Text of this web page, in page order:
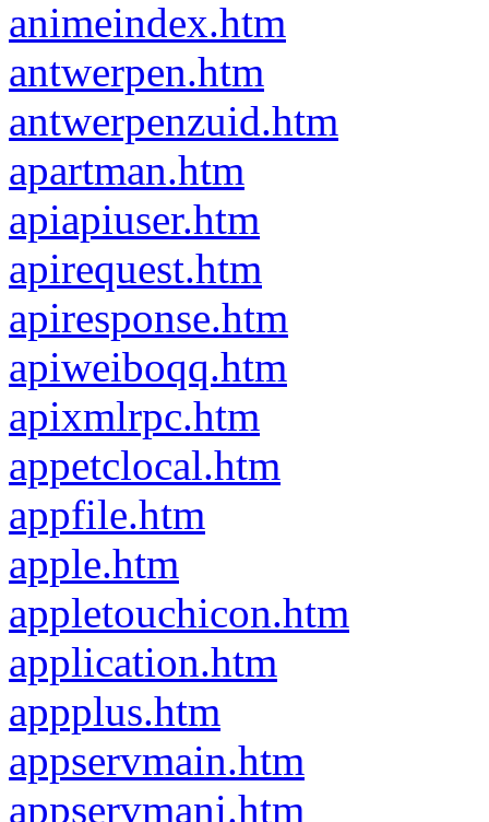
animeindex.htm
antwerpen.htm
antwerpenzuid.htm
apartman.htm
apiapiuser.htm
apirequest.htm
apiresponse.htm
apiweiboqq.htm
apixmlrpc.htm
appetclocal.htm
appfile.htm
apple.htm
appletouchicon.htm
application.htm
appplus.htm
appservmain.htm
appservmani.htm